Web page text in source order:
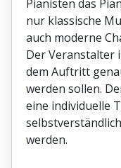
Pianisten das
nur klassische
auch moderne
Der Veranstalter
dem Auftritt
werden sollen.
eine individuelle
werden.